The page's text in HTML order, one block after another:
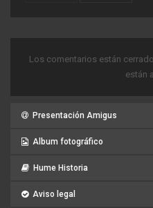
Los comentarios están
están
Presentación Amigus
Album fotográfico
Hume Historia
Aviso legal